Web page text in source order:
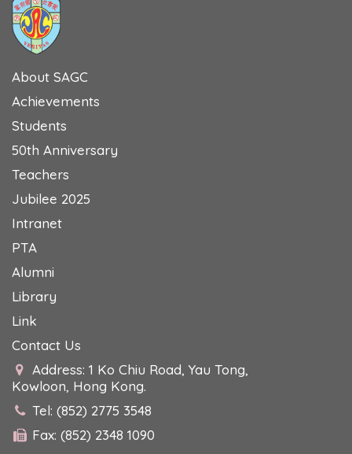
About SAGC
Achievements
Students
50th Anniversary
Teachers
Jubilee 2025
Intranet
PTA
Alumni
Library
Link
Contact Us
Address: 1 Ko Chiu Road, Yau Tong,
Kowloon, Hong Kong.
Tel: (852) 2775 3548
Fax: (852) 2348 1090